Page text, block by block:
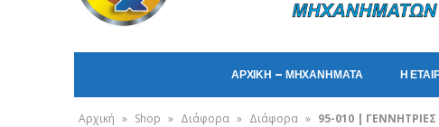
ΑΡΧΙΚΗ – ΜΗΧΑΝΗΜΑΤΑ Η
Αρχική » Shop » Διάφορα » Διάφορα » 95-010 | ΓΕΝΝΗΤΡΙΕΣ